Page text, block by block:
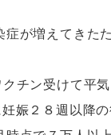
症が増えてきた
チン受けて
娠２８週以降